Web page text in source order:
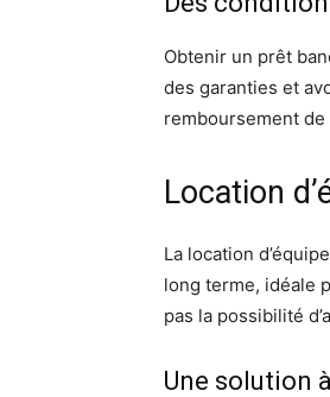
Obtenir un prêt
des garanties et
remboursement de
Location
La location
long terme, idéale
pas la possibilité
Une solution